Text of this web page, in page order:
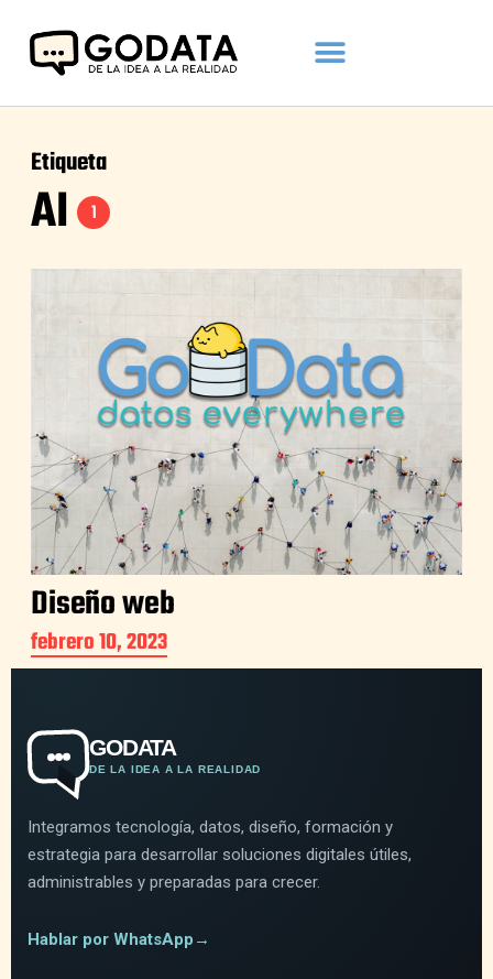
Etiqueta
AI 1
Diseño web
febrero 10, 2023
GODATA
DE LA IDEA A LA REALIDAD
Integramos tecnología, datos, diseño, formación y
estrategia para desarrollar soluciones digitales útiles,
administrables y preparadas para crecer.
Hablar por WhatsApp →